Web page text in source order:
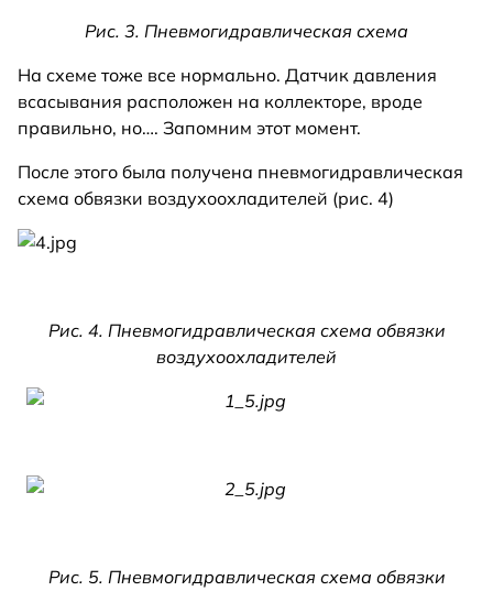
Рис. 3. Пневмогидравлическая схема
На схеме тоже все нормально. Датчик давления
всасывания расположен на коллекторе, вроде
правильно, но…. Запомним этот момент.
После этого была получена пневмогидравлическая
схема обвязки воздухоохладителей (рис. 4)
Рис. 4. Пневмогидравлическая схема обвязки
воздухоохладителей
Рис. 5. Пневмогидравлическая схема обвязки